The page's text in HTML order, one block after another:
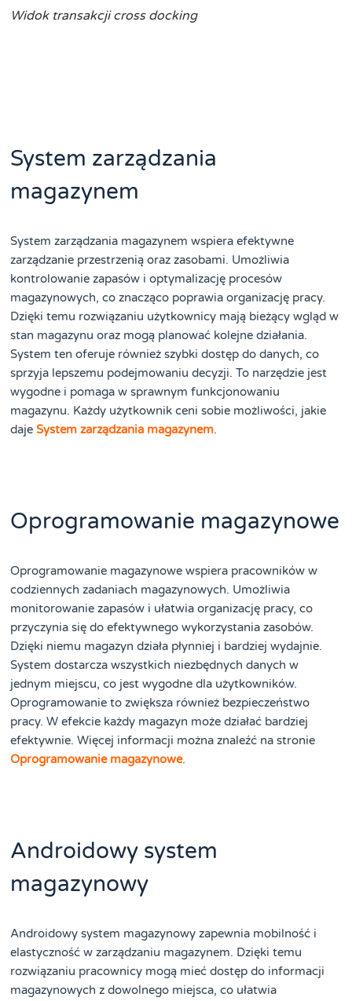
Widok transakcji cross docking
System zarządzania
magazynem
System zarządzania magazynem wspiera efektywne
zarządzanie przestrzenią oraz zasobami. Umożliwia
kontrolowanie zapasów i optymalizację procesów
magazynowych, co znacząco poprawia organizację pracy.
Dzięki temu rozwiązaniu użytkownicy mają bieżący wgląd w
stan magazynu oraz mogą planować kolejne działania.
System ten oferuje również szybki dostęp do danych, co
sprzyja lepszemu podejmowaniu decyzji. To narzędzie jest
wygodne i pomaga w sprawnym funkcjonowaniu
magazynu. Każdy użytkownik ceni sobie możliwości, jakie
dajeSystem zarządzania magazynem.
Oprogramowanie magazynowe
Oprogramowanie magazynowe wspiera pracowników w
codziennych zadaniach magazynowych. Umożliwia
monitorowanie zapasów i ułatwia organizację pracy, co
przyczynia się do efektywnego wykorzystania zasobów.
Dzięki niemu magazyn działa płynniej i bardziej wydajnie.
System dostarcza wszystkich niezbędnych danych w
jednym miejscu, co jest wygodne dla użytkowników.
Oprogramowanie to zwiększa również bezpieczeństwo
pracy. W efekcie każdy magazyn może działać bardziej
efektywnie. Więcej informacji można znaleźć na stronie
Oprogramowanie magazynowe.
Androidowy system
magazynowy
Androidowy system magazynowy zapewnia mobilność i
elastyczność w zarządzaniu magazynem. Dzięki temu
rozwiązaniu pracownicy mogą mieć dostęp do informacji
magazynowych z dowolnego miejsca, co ułatwia